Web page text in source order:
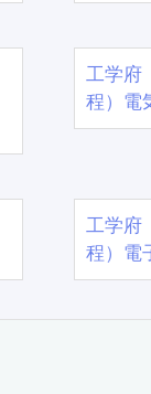
工学
程）電
工学
程）電